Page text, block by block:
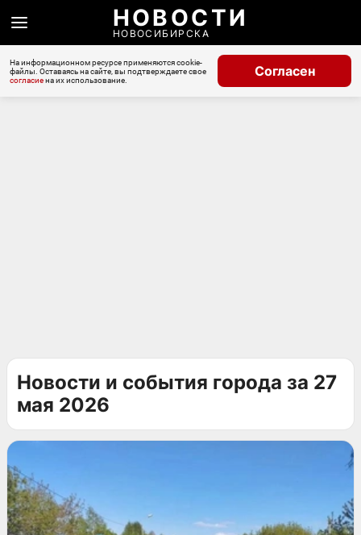
НОВОСТИ
НОВОСИБИРСКА
На информационном ресурсе применяются cookie-
файлы. Оставаясь на сайте, вы подтверждаете свое
согласиена их использование.
Согласен
Новости и события города за 27
мая 2026